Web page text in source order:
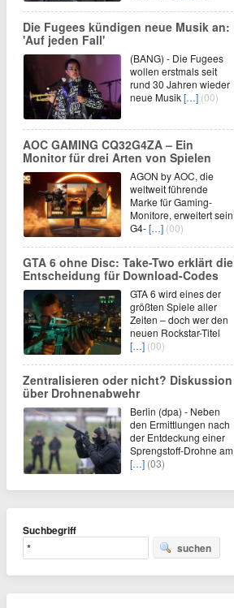
Die Fugees kündigen neue Musik an:
'Auf jeden Fall'
(BANG) - Die Fugees
wollen erstmals seit
rund 30 Jahren wieder
neue Musik[…] (00)
AOC GAMING CQ32G4ZA – Ein
Monitor für drei Arten von Spielen
AGON by AOC, die
weltweit führende
Marke für Gaming-
Monitore, erweitert sein
G4-[…] (00)
GTA 6 ohne Disc: Take-Two erklärt die
Entscheidung für Download-Codes
GTA 6 wird eines der
größten Spiele aller
Zeiten – doch wer den
neuen Rockstar-Titel
[…] (00)
Zentralisieren oder nicht? Diskussion
über Drohnenabwehr
Berlin (dpa) - Neben
den Ermittlungen nach
der Entdeckung einer
Sprengstoff-Drohne am
[…] (03)
Suchbegriff
suchen